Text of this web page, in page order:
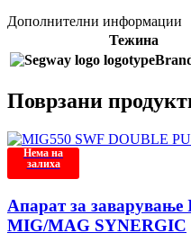
Дополнителни информации
Тежина
Поврзани
Нема на
залиха
Апарат за
MIG/MAG SYNERGIC